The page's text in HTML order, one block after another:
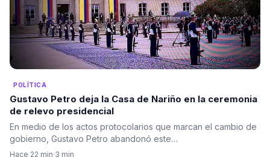
POLÍTICA
Gustavo Petro deja la Casa de Nariño en la ceremonia
de relevo presidencial
En medio de los actos protocolarios que marcan el cambio de
gobierno, Gustavo Petro abandonó este…
Hace 22 min·3 min